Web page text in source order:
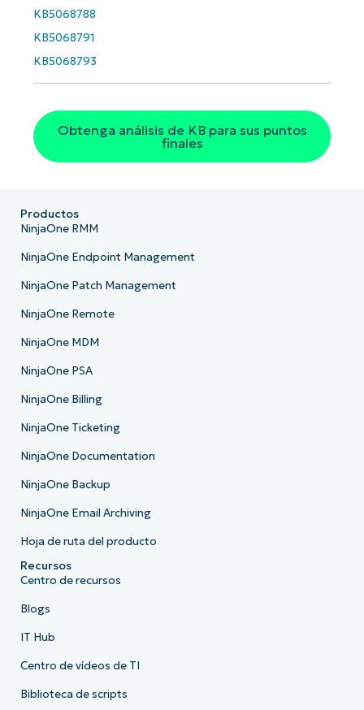
KB5068788
KB5068791
KB5068793
Obtenga análisis de KB para sus puntos
finales
number*
Productos
NinjaOne RMM
NinjaOne Endpoint Management
NinjaOne Patch Management
NinjaOne Remote
NinjaOne MDM
NinjaOne PSA
NinjaOne Billing
NinjaOne Ticketing
NinjaOne Documentation
NinjaOne Backup
NinjaOne Email Archiving
Hoja de ruta del producto
Recursos
Centro de recursos
Blogs
IT Hub
Centro de vídeos de TI
Biblioteca de scripts